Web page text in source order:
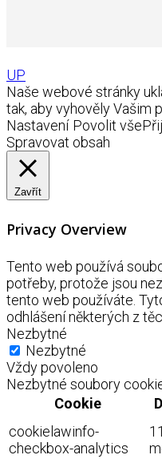
UP
Naše webové stránky
tak, aby vyhověly Vašim
Nastavení Povolit vše
Spravovat obsah
Zavřít
Privacy Overview
Tento web používá
potřeby, protože jsou
tento web používáte.
odhlášení některých z
Nezbytné
Nezbytné
Vždy povoleno
Nezbytné soubory
Cookie
cookielawinfo-
checkbox-analytics
11